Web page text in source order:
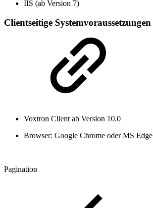
IIS (ab Version 7)
Clientseitige Systemvoraussetzungen
Voxtron Client ab Version 10.0
Browser: Google Chrome oder MS Edge
Pagination